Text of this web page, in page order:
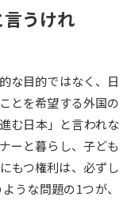
員資格認定試験
大学検索
言うけれ
な目的ではなく、日
とを希望する外国の
む日本」と言われな
ーと暮らし、子ども
もつ権利は、必ずし
うな問題の1つが、